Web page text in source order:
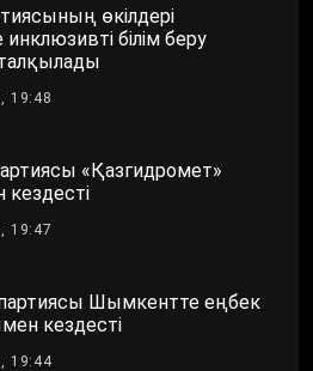
өкілдері
білім беру
19:48
«Қазгидромет»
19:47
Шымкентте еңбек
кездесті
19:44